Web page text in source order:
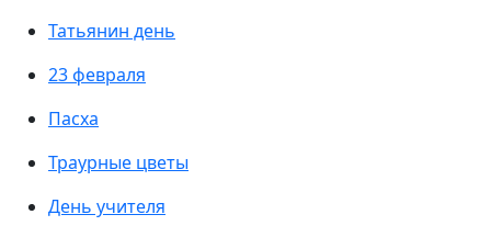
Татьянин день
23 февраля
Пасха
Траурные цветы
День учителя